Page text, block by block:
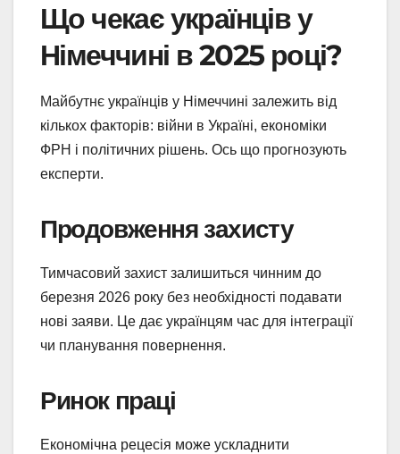
Що чекає українців у
Німеччині в 2025 році?
Майбутнє українців у Німеччині залежить від
кількох факторів: війни в Україні, економіки
ФРН і політичних рішень. Ось що прогнозують
експерти.
Продовження захисту
Тимчасовий захист залишиться чинним до
березня 2026 року без необхідності подавати
нові заяви. Це дає українцям час для інтеграції
чи планування повернення.
Ринок праці
Економічна рецесія може ускладнити